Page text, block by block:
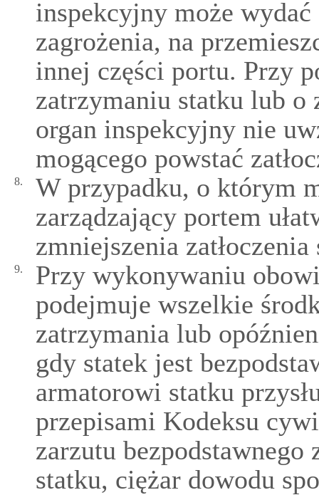
inspekcyjny może
zagrożenia, na
innej części portu. Przy
zatrzymaniu statku lub
organ inspekcyjny nie
mogącego powstać
8.
W przypadku, o którym
zarządzający portem
zmniejszenia
9.
Przy wykonywaniu
podejmuje wszelkie
zatrzymania lub
gdy statek jest
armatorowi statku
przepisami Kodeksu
zarzutu
statku, ciężar dowodu